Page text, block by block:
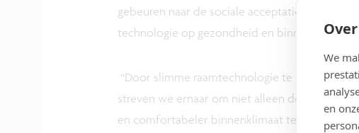
We
en
gebeuren naar de sociale acceptatie van de
technologie op gezondheid en binnenklimaat.
“Door slimme raamtechnologie te
streven we ernaar om niet alleen de CO2-
en comfortabeler binnenklimaat te creëren.